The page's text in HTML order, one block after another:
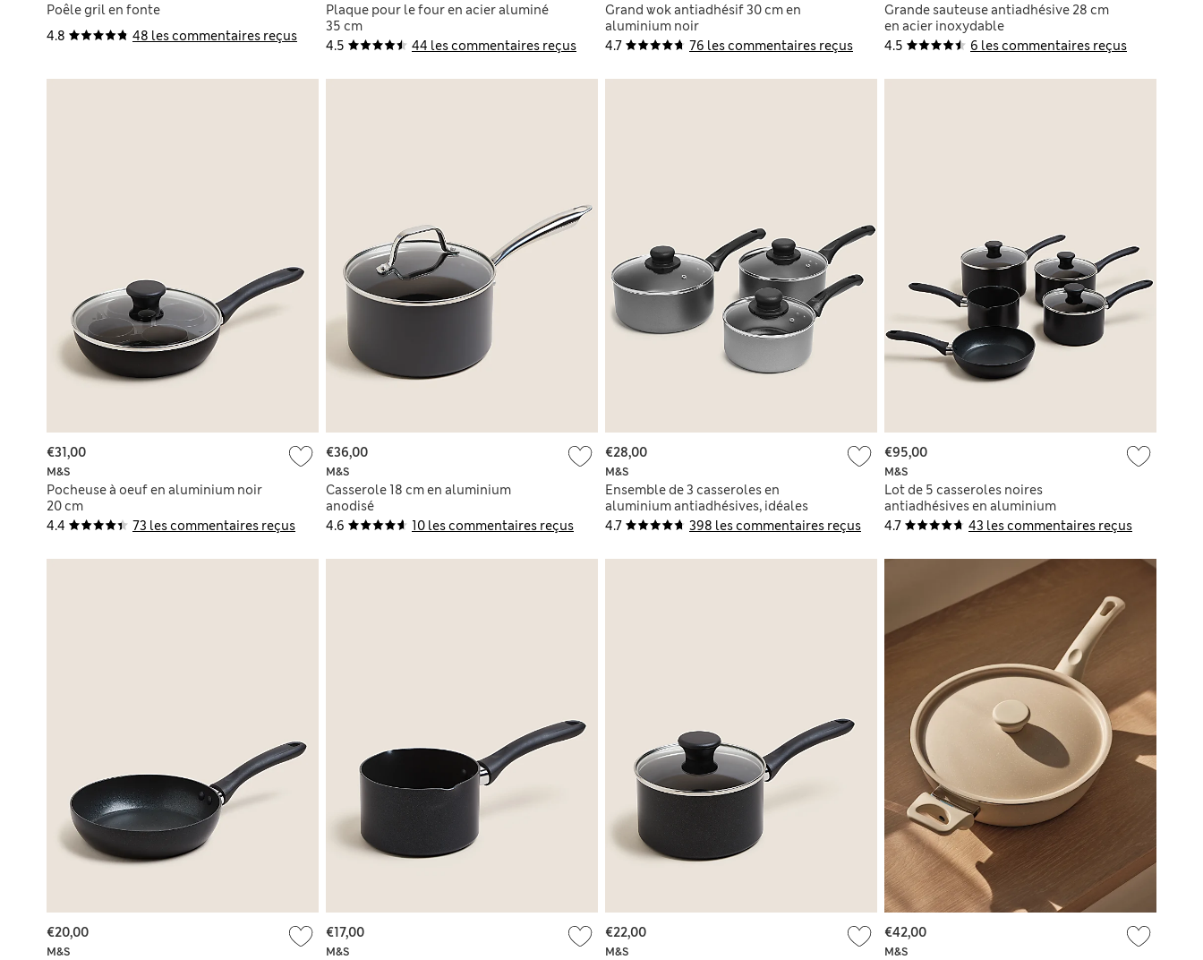
4.8 48 les commentaires reçus
Poêle gril en fonte
4.5 44 les commentaires reçus
Plaque pour le four en acier aluminé
35 cm
4.7 76 les commentaires reçus
Grand wok antiadhésif 30 cm en
aluminium noir
4.5 6 les commentaires reçus
Grande sauteuse antiadhésive 28 cm
en acier inoxydable
4.4 73 les commentaires reçus
M&S
Pocheuse à oeuf en aluminium noir
20 cm
€31,00
4.6 10 les commentaires reçus
M&S
Casserole 18 cm en aluminium
anodisé
€36,00
4.7 398 les commentaires reçus
M&S
Ensemble de 3 casseroles en
aluminium antiadhésives, idéales
pour le quotidien
€28,00
4.7 43 les commentaires reçus
M&S
Lot de 5 casseroles noires
antiadhésives en aluminium
€95,00
M&S
€20,00
M&S
€17,00
M&S
€22,00
M&S
€42,00